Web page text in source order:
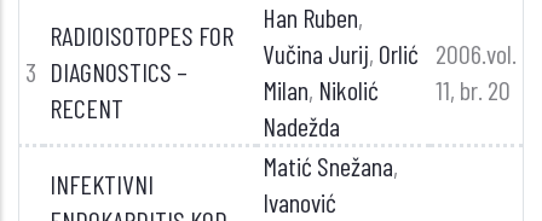
3
RADIOISOTOPES FOR
DIAGNOSTICS –
RECENT
Han Ruben,
Vučina Jurij, Orlić
Milan, Nikolić
Nadežda
2006.vol.
11, br. 20
INFEKTIVNI
Matić Snežana,
Ivanović